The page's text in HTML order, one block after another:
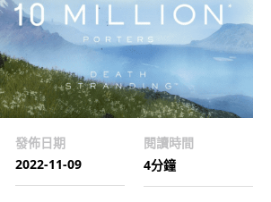
發佈日期
2022-11-09
閱讀時間
4分鐘